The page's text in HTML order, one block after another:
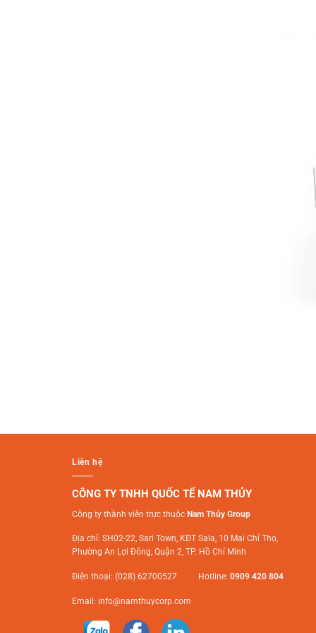
Liên hệ
CÔNG TY TNHH QUỐC TẾ NAM THỦY
Công ty thành viên trực thuộc Nam Thủy Group
Địa chỉ: SH02-22, Sari Town, KĐT Sala, 10 Mai Chí Thọ,
Phường An Lợi Đông, Quận 2, TP. Hồ Chí Minh
Điện thoại: (028) 62700527 Hotline: 0909 420 804
Email: info@namthuycorp.com